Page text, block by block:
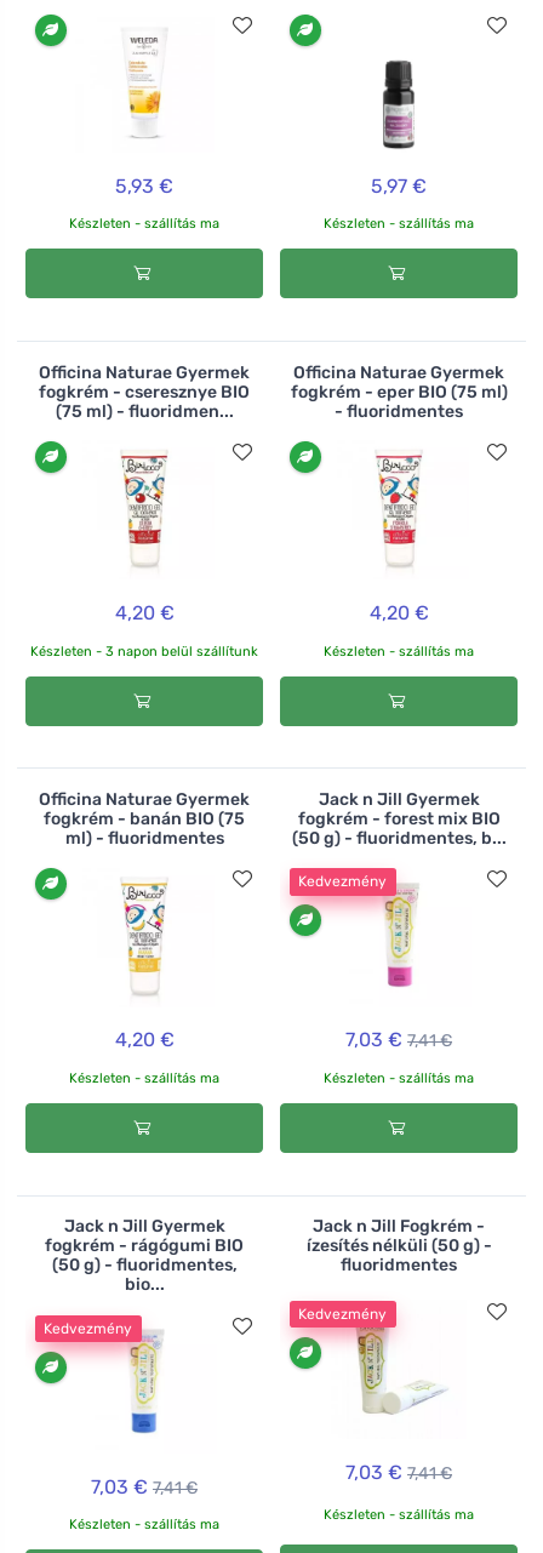
5,93 €
Készleten - szállítás ma
5,97 €
Készleten - szállítás ma
Officina Naturae Gyermek
fogkrém - cseresznye BIO
(75 ml) - fluoridmen...
4,20 €
Készleten - 3 napon belül szállítunk
Officina Naturae Gyermek
fogkrém - eper BIO (75 ml)
- fluoridmentes
4,20 €
Készleten - szállítás ma
Officina Naturae Gyermek
fogkrém - banán BIO (75
ml) - fluoridmentes
4,20 €
Készleten - szállítás ma
Jack n Jill Gyermek
fogkrém - forest mix BIO
(50 g) - fluoridmentes, b...
Kedvezmény
7,03 € 7,41 €
Készleten - szállítás ma
Jack n Jill Gyermek
fogkrém - rágógumi BIO
(50 g) - fluoridmentes,
bio...
Kedvezmény
7,03 € 7,41 €
Készleten - szállítás ma
Jack n Jill Fogkrém -
ízesítés nélküli (50 g) -
fluoridmentes
Kedvezmény
7,03 € 7,41 €
Készleten - szállítás ma